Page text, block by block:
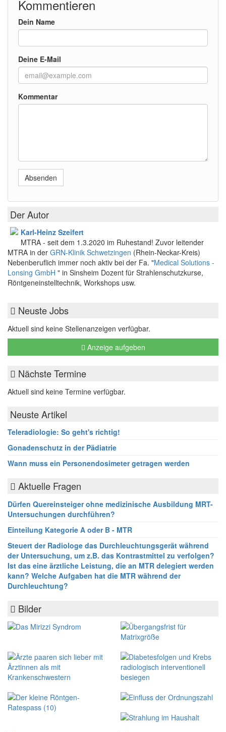
Kommentieren
Dein Name
Deine E-Mail
Kommentar
Absenden
Der Autor
Karl-Heinz Szeifert
MTRA - seit dem 1.3.2020 im Ruhestand! Zuvor leitender
MTRA in der GRN-Klinik Schwetzingen (Rhein-Neckar-Kreis)
Nebenberuflich immer noch aktiv bei der Fa. "Medical Solutions -
Lonsing GmbH " in Sinsheim Dozent für Strahlenschutzkurse,
Röntgeneinstelltechnik, Workshops usw.
Neuste Jobs
Aktuell sind keine Stellenanzeigen verfügbar.
Anzeige aufgeben
Nächste Termine
Aktuell sind keine Termine verfügbar.
Neuste Artikel
Teleradiologie: So geht's richtig!
Gonadenschutz in der Pädiatrie
Wann muss ein Personendosimeter getragen werden
Aktuelle Fragen
Dürfen Quereinsteiger ohne medizinische Ausbildung MRT-
Untersuchungen durchführen?
Einteilung Kategorie A oder B - MTR
Steuert der Radiologe das Durchleuchtungsgerät während
der Untersuchung, um z.B. das Kontrastmittel zu verfolgen?
Ist das eine ärztliche Leistung, die an MTR delegiert werden
kann? Welche Aufgaben hat die MTR während der
Durchleuchtung?
Bilder